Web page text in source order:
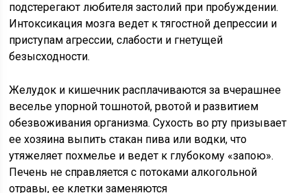
подстерегают любителя застолий при пробуждении.
Интоксикация мозга ведет к тягостной депрессии и
приступам агрессии, слабости и гнетущей
безысходности.
Желудок и кишечник расплачиваются за вчерашнее
веселье упорной тошнотой, рвотой и развитием
обезвоживания организма. Сухость во рту призывает
ее хозяина выпить стакан пива или водки, что
утяжеляет похмелье и ведет к глубокому «запою».
Печень не справляется с потоками алкогольной
отравы, ее клетки заменяются